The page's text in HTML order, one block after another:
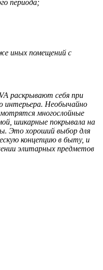
периода;
иных помещений с
раскрывают себя при
интерьера. Необычайно
многослойные
шикарные покрывала на
Это хороший выбор для
концепцию в быту, и
элитарных предметов